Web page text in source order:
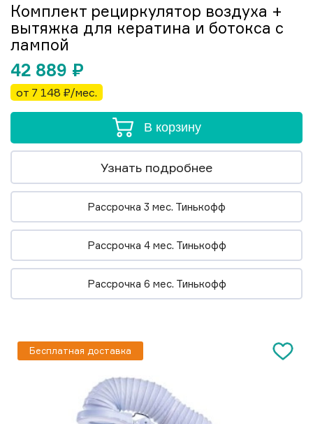
Комплект рециркулятор воздуха +
вытяжка для кератина и ботокса с
лампой
42 889 ₽
от 7 148 ₽/мес.
В корзину
Узнать подробнее
Рассрочка 3 мес. Тинькофф
Рассрочка 4 мес. Тинькофф
Рассрочка 6 мес. Тинькофф
Бесплатная доставка